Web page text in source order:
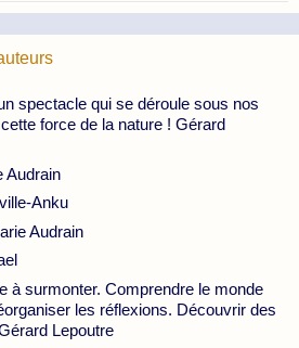
spectacle qui se déroule sous nos
force de la nature ! Gérard
Audrain
Anku
Audrain
à surmonter. Comprendre le monde
les réflexions. Découvrir des
Lepoutre